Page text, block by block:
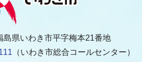
県いわき市平字梅本21番地
（いわき市総合コールセンター）